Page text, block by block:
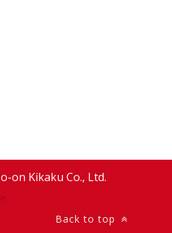
on Kikaku Co., Ltd.
Back to top